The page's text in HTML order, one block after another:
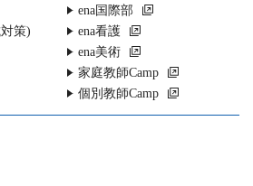
策)
ena国際部
ena看護
ena美術
家庭教師Camp
個別教師Camp